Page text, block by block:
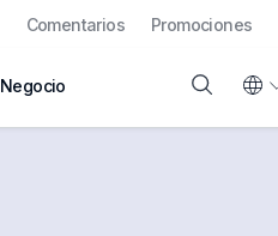
Comentarios Promociones
Negocio